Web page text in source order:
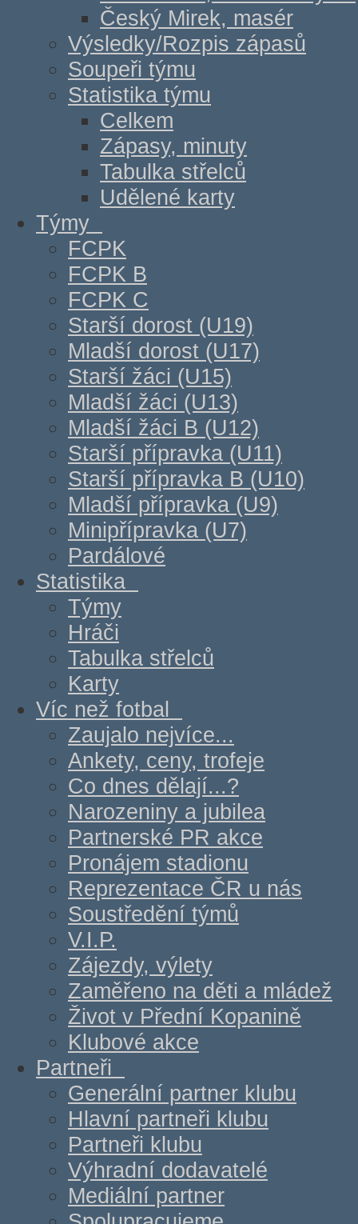
Český Mirek, masér
Výsledky/Rozpis zápasů
Soupeři týmu
Statistika týmu
Celkem
Zápasy, minuty
Tabulka střelců
Udělené karty
Týmy
FCPK
FCPK B
FCPK C
Starší dorost (U19)
Mladší dorost (U17)
Starší žáci (U15)
Mladší žáci (U13)
Mladší žáci B (U12)
Starší přípravka (U11)
Starší přípravka B (U10)
Mladší přípravka (U9)
Minipřípravka (U7)
Pardálové
Statistika
Týmy
Hráči
Tabulka střelců
Karty
Víc než fotbal
Zaujalo nejvíce...
Ankety, ceny, trofeje
Co dnes dělají...?
Narozeniny a jubilea
Partnerské PR akce
Pronájem stadionu
Reprezentace ČR u nás
Soustředění týmů
V.I.P.
Zájezdy, výlety
Zaměřeno na děti a mládež
Život v Přední Kopanině
Klubové akce
Partneři
Generální partner klubu
Hlavní partneři klubu
Partneři klubu
Výhradní dodavatelé
Mediální partner